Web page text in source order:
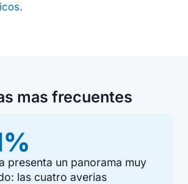
.
mas frecuentes
presenta un panorama muy
las cuatro averias